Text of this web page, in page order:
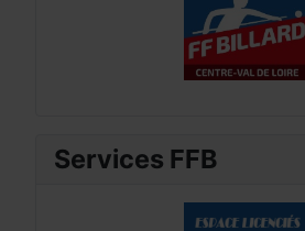
Services FFB